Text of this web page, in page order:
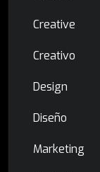
Creative
Creativo
Design
Diseño
Marketing